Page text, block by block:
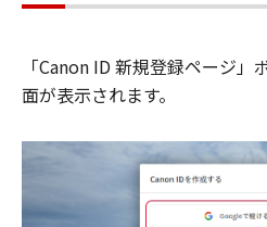
「Canon ID 新規登録ページ
面が表示されます。